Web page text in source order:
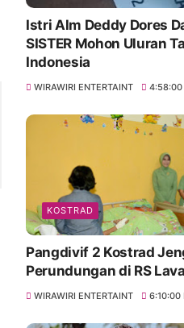
Istri Alm Deddy Dores
SISTER Mohon Uluran
Indonesia
WIRAWIRI ENTERTAINT 4:58:00
KOSTRAD
Pangdivif 2 Kostrad
Perundungan di RS
WIRAWIRI ENTERTAINT 6:10:00